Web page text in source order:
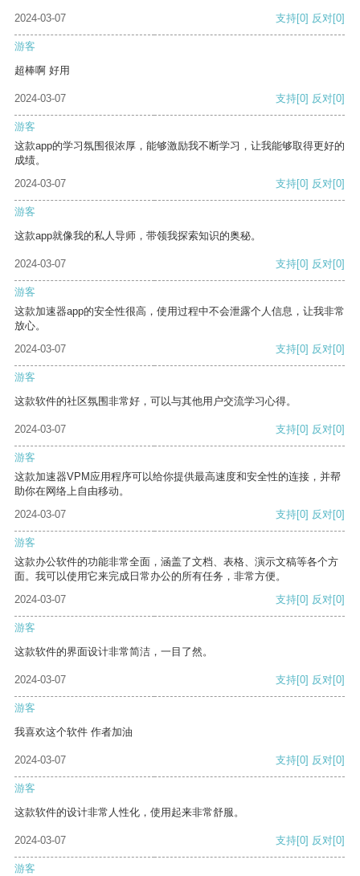
2024-03-07 支持[0] 反对[0]
游客
超棒啊 好用
2024-03-07 支持[0] 反对[0]
游客
这款app的学习氛围很浓厚，能够激励我不断学习，让我能够取得更好的
成绩。
2024-03-07
支持[0] 反对[0]
游客
这款app就像我的私人导师，带领我探索知识的奥秘。
2024-03-07 支持[0] 反对[0]
游客
这款加速器app的安全性很高，使用过程中不会泄露个人信息，让我非常
放心。
2024-03-07
支持[0] 反对[0]
游客
这款软件的社区氛围非常好，可以与其他用户交流学习心得。
2024-03-07 支持[0] 反对[0]
游客
这款加速器VPM应用程序可以给你提供最高速度和安全性的连接，并帮
助你在网络上自由移动。
2024-03-07
支持[0] 反对[0]
游客
这款办公软件的功能非常全面，涵盖了文档、表格、演示文稿等各个方
面。我可以使用它来完成日常办公的所有任务，非常方便。
2024-03-07
支持[0] 反对[0]
游客
这款软件的界面设计非常简洁，一目了然。
2024-03-07 支持[0] 反对[0]
游客
我喜欢这个软件 作者加油
2024-03-07 支持[0] 反对[0]
游客
这款软件的设计非常人性化，使用起来非常舒服。
2024-03-07 支持[0] 反对[0]
游客